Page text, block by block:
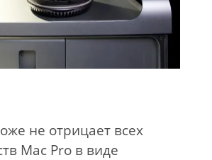
не отрицает всех
Mac Pro в виде